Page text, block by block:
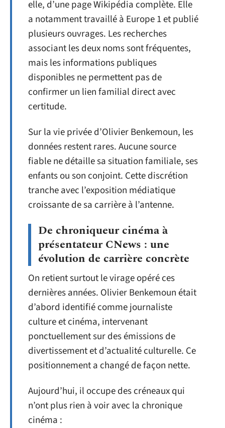
elle, d’une page Wikipédia complète. Elle
a notamment travaillé à Europe 1 et publié
plusieurs ouvrages. Les recherches
associant les deux noms sont fréquentes,
mais les informations publiques
disponibles ne permettent pas de
confirmer un lien familial direct avec
certitude.
Sur la vie privée d’Olivier Benkemoun, les
données restent rares. Aucune source
fiable ne détaille sa situation familiale, ses
enfants ou son conjoint. Cette discrétion
tranche avec l’exposition médiatique
croissante de sa carrière à l’antenne.
De chroniqueur cinéma à
présentateur CNews : une
évolution de carrière concrète
On retient surtout le virage opéré ces
dernières années. Olivier Benkemoun était
d’abord identifié comme journaliste
culture et cinéma, intervenant
ponctuellement sur des émissions de
divertissement et d’actualité culturelle. Ce
positionnement a changé de façon nette.
Aujourd’hui, il occupe des créneaux qui
n’ont plus rien à voir avec la chronique
cinéma :